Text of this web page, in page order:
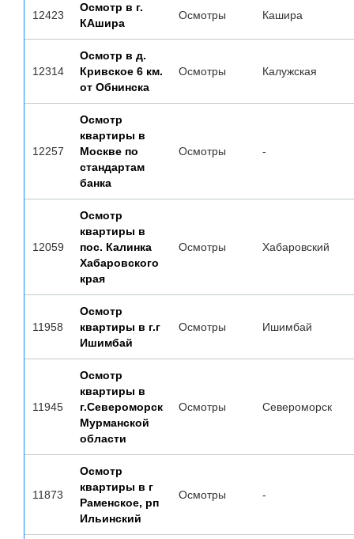
12423
Осмотр в г.
КАшира
Осмотры Кашира
12314
Осмотр в д.
Кривское 6 км.
от Обнинска
Осмотры Калужская
12257
Осмотр
квартиры в
Москве по
стандартам
банка
Осмотры -
12059
Осмотр
квартиры в
пос. Калинка
Хабаровского
края
Осмотры Хабаровский
11958
Осмотр
квартиры в г.г
Ишимбай
Осмотры Ишимбай
11945
Осмотр
квартиры в
г.Североморск
Мурманской
области
Осмотры Североморск
11873
Осмотр
квартиры в г
Раменское, рп
Ильинский
Осмотры -